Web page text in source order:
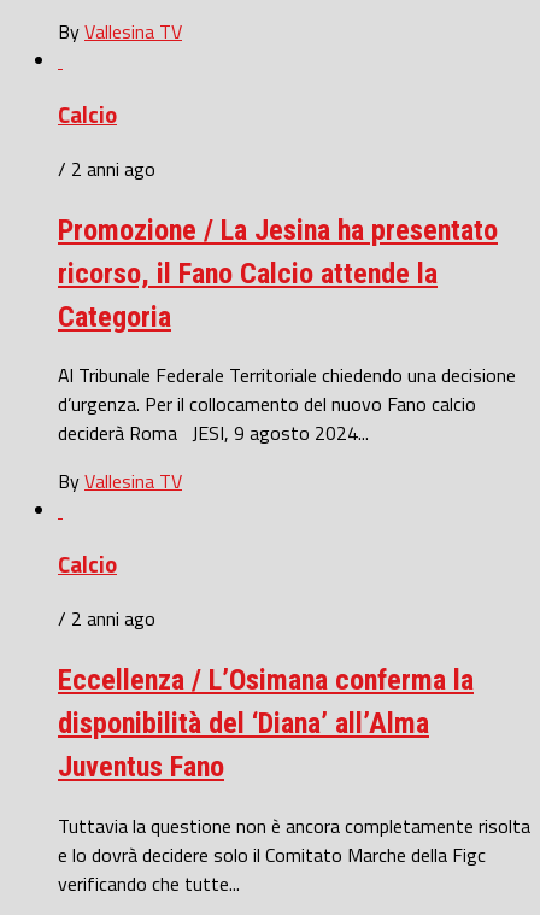
ByVallesina TV
Calcio
/ 2 anni ago
Promozione / La Jesina ha presentato
ricorso, il Fano Calcio attende la
Categoria
Al Tribunale Federale Territoriale chiedendo una decisione
d’urgenza. Per il collocamento del nuovo Fano calcio
deciderà Roma JESI, 9 agosto 2024...
ByVallesina TV
Calcio
/ 2 anni ago
Eccellenza / L’Osimana conferma la
disponibilità del ‘Diana’ all’Alma
Juventus Fano
Tuttavia la questione non è ancora completamente risolta
e lo dovrà decidere solo il Comitato Marche della Figc
verificando che tutte...